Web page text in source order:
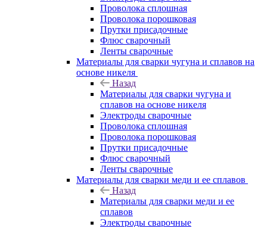
Проволока сплошная
Проволока порошковая
Прутки присадочные
Флюс сварочный
Ленты сварочные
Материалы для сварки чугуна и сплавов на
основе никеля
Назад
Материалы для сварки чугуна и
сплавов на основе никеля
Электроды сварочные
Проволока сплошная
Проволока порошковая
Прутки присадочные
Флюс сварочный
Ленты сварочные
Материалы для сварки меди и ее сплавов
Назад
Материалы для сварки меди и ее
сплавов
Электроды сварочные